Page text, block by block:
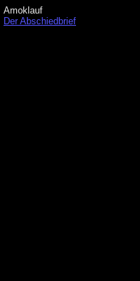
Amoklauf
Der Abschiedbrief